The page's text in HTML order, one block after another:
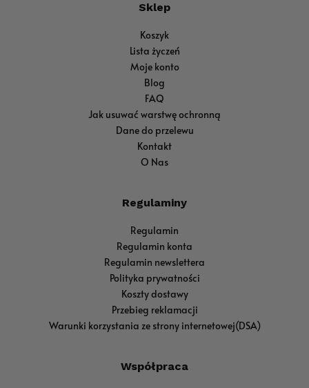
Sklep
Koszyk
Lista życzeń
Moje konto
Blog
FAQ
Jak usuwać warstwę ochronną
Dane do przelewu
Kontakt
O Nas
Regulaminy
Regulamin
Regulamin konta
Regulamin newslettera
Polityka prywatności
Koszty dostawy
Przebieg reklamacji
Warunki korzystania ze strony internetowej(DSA)
Współpraca